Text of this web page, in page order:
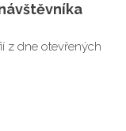
z dne otevřených